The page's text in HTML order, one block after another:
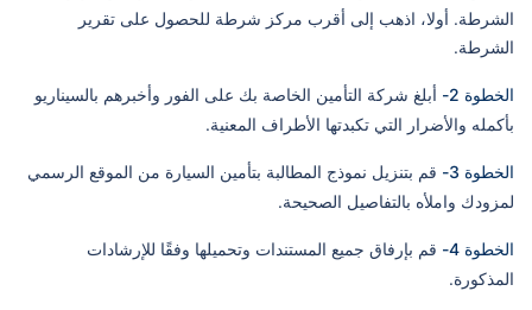
الشرطة. أولا، اذهب إلى أقرب مركز شرطة للحصول على تقرير
الشرطة.
الخطوة 2-
أبلغ شركة التأمين الخاصة بك على الفور وأخبرهم بالسيناريو
بأكمله والأضرار التي تكبدتها الأطراف المعنية.
الخطوة 3-
قم بتنزيل نموذج المطالبة بتأمين السيارة من الموقع الرسمي
لمزودك واملأه بالتفاصيل الصحيحة.
الخطوة 4-
قم بإرفاق جميع المستندات وتحميلها وفقًا للإرشادات
المذكورة.